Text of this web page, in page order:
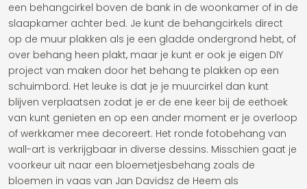
een behangcirkel boven de bank in de woonkamer of in de
slaapkamer achter bed. Je kunt de behangcirkels direct
op de muur plakken als je een gladde ondergrond hebt, of
over behang heen plakt, maar je kunt er ook je eigen DIY
project van maken door het behang te plakken op een
schuimbord. Het leuke is dat je je muurcirkel dan kunt
blijven verplaatsen zodat je er de ene keer bij de eethoek
van kunt genieten en op een ander moment er je overloop
of werkkamer mee decoreert. Het ronde fotobehang van
wall-art is verkrijgbaar in diverse dessins. Misschien gaat je
voorkeur uit naar een bloemetjesbehang zoals de
bloemen in vaas van Jan Davidsz de Heem als